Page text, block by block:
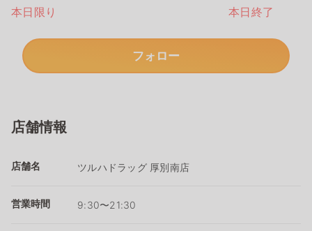
本日限り
本日終了
フォロー
店舗情報
店舗名 ツルハドラッグ 厚別南店
営業時間 9:30〜21:30